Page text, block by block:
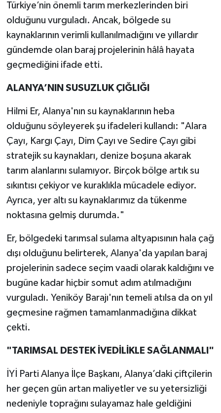
Türkiye’nin önemli tarım merkezlerinden biri
olduğunu vurguladı. Ancak, bölgede su
kaynaklarının verimli kullanılmadığını ve yıllardır
gündemde olan baraj projelerinin hâlâ hayata
geçmediğini ifade etti.
ALANYA’NIN SUSUZLUK ÇIĞLIĞI
Hilmi Er, Alanya'nın su kaynaklarının heba
olduğunu söyleyerek şu ifadeleri kullandı: "Alara
Çayı, Kargı Çayı, Dim Çayı ve Sedire Çayı gibi
stratejik su kaynakları, denize boşuna akarak
tarım alanlarını sulamıyor. Birçok bölge artık su
sıkıntısı çekiyor ve kuraklıkla mücadele ediyor.
Ayrıca, yer altı su kaynaklarımız da tükenme
noktasına gelmiş durumda."
Er, bölgedeki tarımsal sulama altyapısının hala çağ
dışı olduğunu belirterek, Alanya'da yapılan baraj
projelerinin sadece seçim vaadi olarak kaldığını ve
bugüne kadar hiçbir somut adım atılmadığını
vurguladı. Yeniköy Barajı'nın temeli atılsa da on yıl
geçmesine rağmen tamamlanmadığına dikkat
çekti.
"TARIMSAL DESTEK İVEDİLİKLE SAĞLANMALI"
İYİ Parti Alanya İlçe Başkanı, Alanya’daki çiftçilerin
her geçen gün artan maliyetler ve su yetersizliği
nedeniyle toprağını sulayamaz hale geldiğini